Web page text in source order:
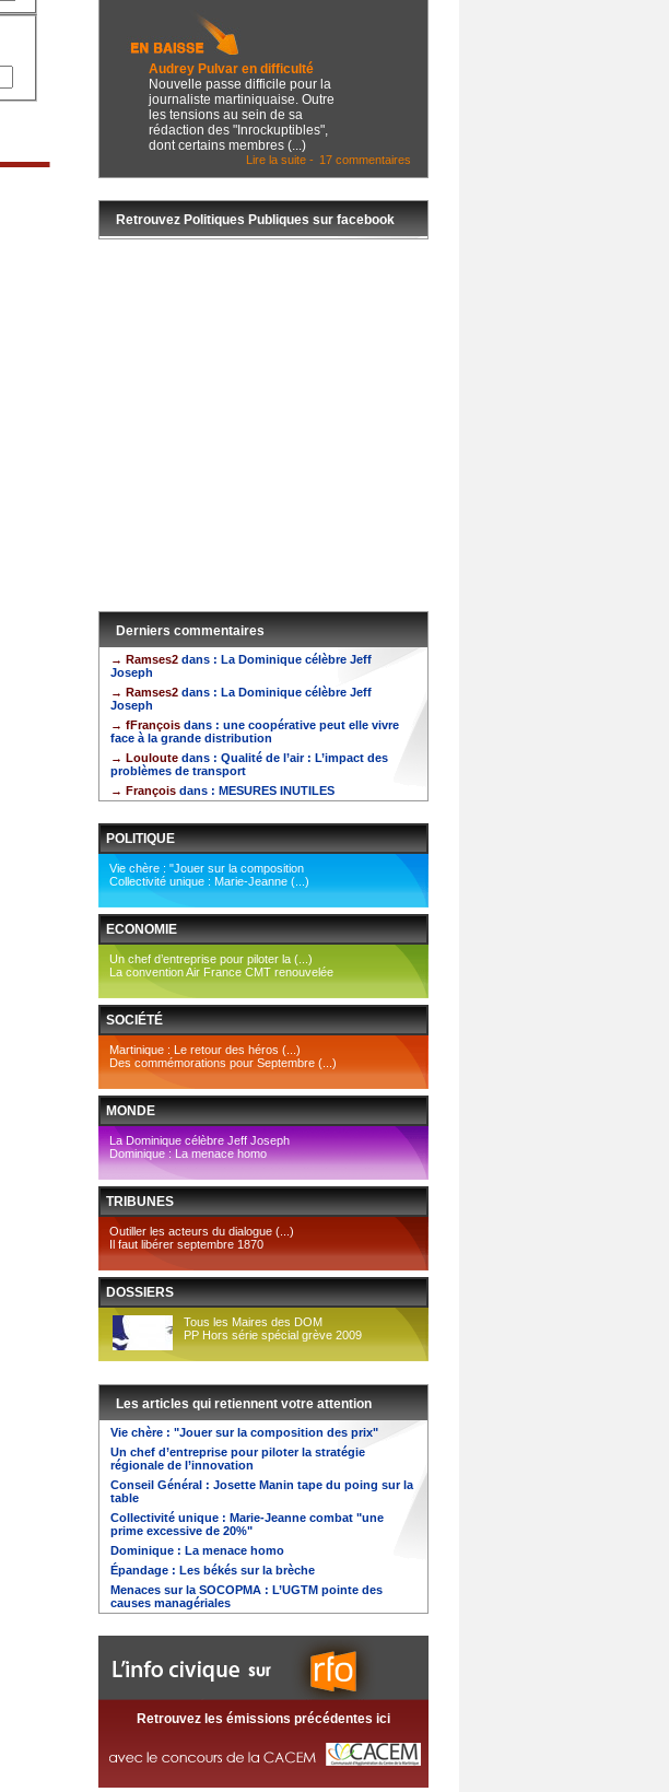
Audrey Pulvar en difficulté
Nouvelle passe difficile pour la
journaliste martiniquaise. Outre
les tensions au sein de sa
rédaction des "Inrockuptibles",
dont certains membres (...)
17 commentaires
Lire la suite -
Retrouvez Politiques Publiques sur facebook
Derniers commentaires
→ Ramses2 dans : La Dominique célèbre Jeff
Joseph
→ Ramses2 dans : La Dominique célèbre Jeff
Joseph
→ fFrançois dans : une coopérative peut elle vivre
face à la grande distribution
→ Louloute dans : Qualité de l’air : L’impact des
problèmes de transport
→ François dans : MESURES INUTILES
POLITIQUE
Vie chère : "Jouer sur la composition
Collectivité unique : Marie-Jeanne (...)
ECONOMIE
Un chef d’entreprise pour piloter la (...)
La convention Air France CMT renouvelée
SOCIÉTÉ
Martinique : Le retour des héros (...)
Des commémorations pour Septembre (...)
MONDE
La Dominique célèbre Jeff Joseph
Dominique : La menace homo
TRIBUNES
Outiller les acteurs du dialogue (...)
Il faut libérer septembre 1870
DOSSIERS
Tous les Maires des DOM
PP Hors série spécial grève 2009
Les articles qui retiennent votre attention
Vie chère : "Jouer sur la composition des prix"
Un chef d’entreprise pour piloter la stratégie
régionale de l’innovation
Conseil Général : Josette Manin tape du poing sur la
table
Collectivité unique : Marie-Jeanne combat "une
prime excessive de 20%"
Dominique : La menace homo
Épandage : Les békés sur la brèche
Menaces sur la SOCOPMA : L’UGTM pointe des
causes managériales
Retrouvez les émissions précédentes ici